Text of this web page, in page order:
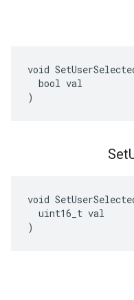
void
  bool val
)
Set
void
  uint16_t val
)